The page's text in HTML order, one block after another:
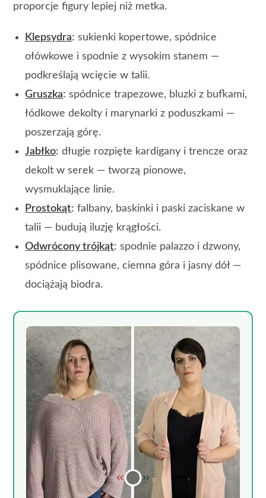
proporcje figury lepiej niż metka.
Klepsydra: sukienki kopertowe, spódnice
ołówkowe i spodnie z wysokim stanem —
podkreślają wcięcie w talii.
Gruszka: spódnice trapezowe, bluzki z bufkami,
łódkowe dekolty i marynarki z poduszkami —
poszerzają górę.
Jabłko: długie rozpięte kardigany i trencze oraz
dekolt w serek — tworzą pionowe,
wysmuklające linie.
Prostokąt: falbany, baskinki i paski zaciskane w
talii — budują iluzję krągłości.
Odwrócony trójkąt: spodnie palazzo i dzwony,
spódnice plisowane, ciemna góra i jasny dół —
dociążają biodra.